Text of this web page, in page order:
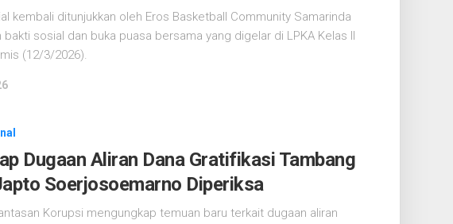
kembali ditunjukkan oleh Eros Basketball Community Samarinda
bakti sosial dan buka puasa bersama yang digelar di LPKA Kelas II
(12/3/2026).
Dugaan Aliran Dana Gratifikasi Tambang
Soerjosoemarno Diperiksa
Korupsi mengungkap temuan baru terkait dugaan aliran